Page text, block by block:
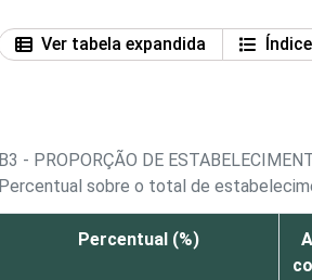
Ver tabela expandida
Índice
B3 - PROPORÇÃO DE
Percentual sobre o total de
Percentual (%)